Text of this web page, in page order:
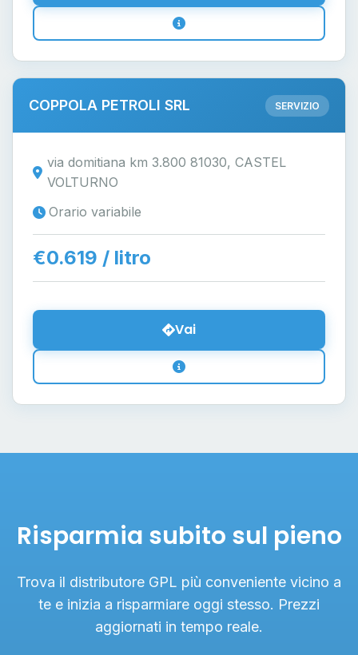
COPPOLA PETROLI SRL SERVIZIO
via domitiana km 3.800 81030, CASTEL
VOLTURNO
Orario variabile
€0.619 / litro
Vai
Risparmia subito sul pieno
Trova il distributore GPL più conveniente vicino a
te e inizia a risparmiare oggi stesso. Prezzi
aggiornati in tempo reale.